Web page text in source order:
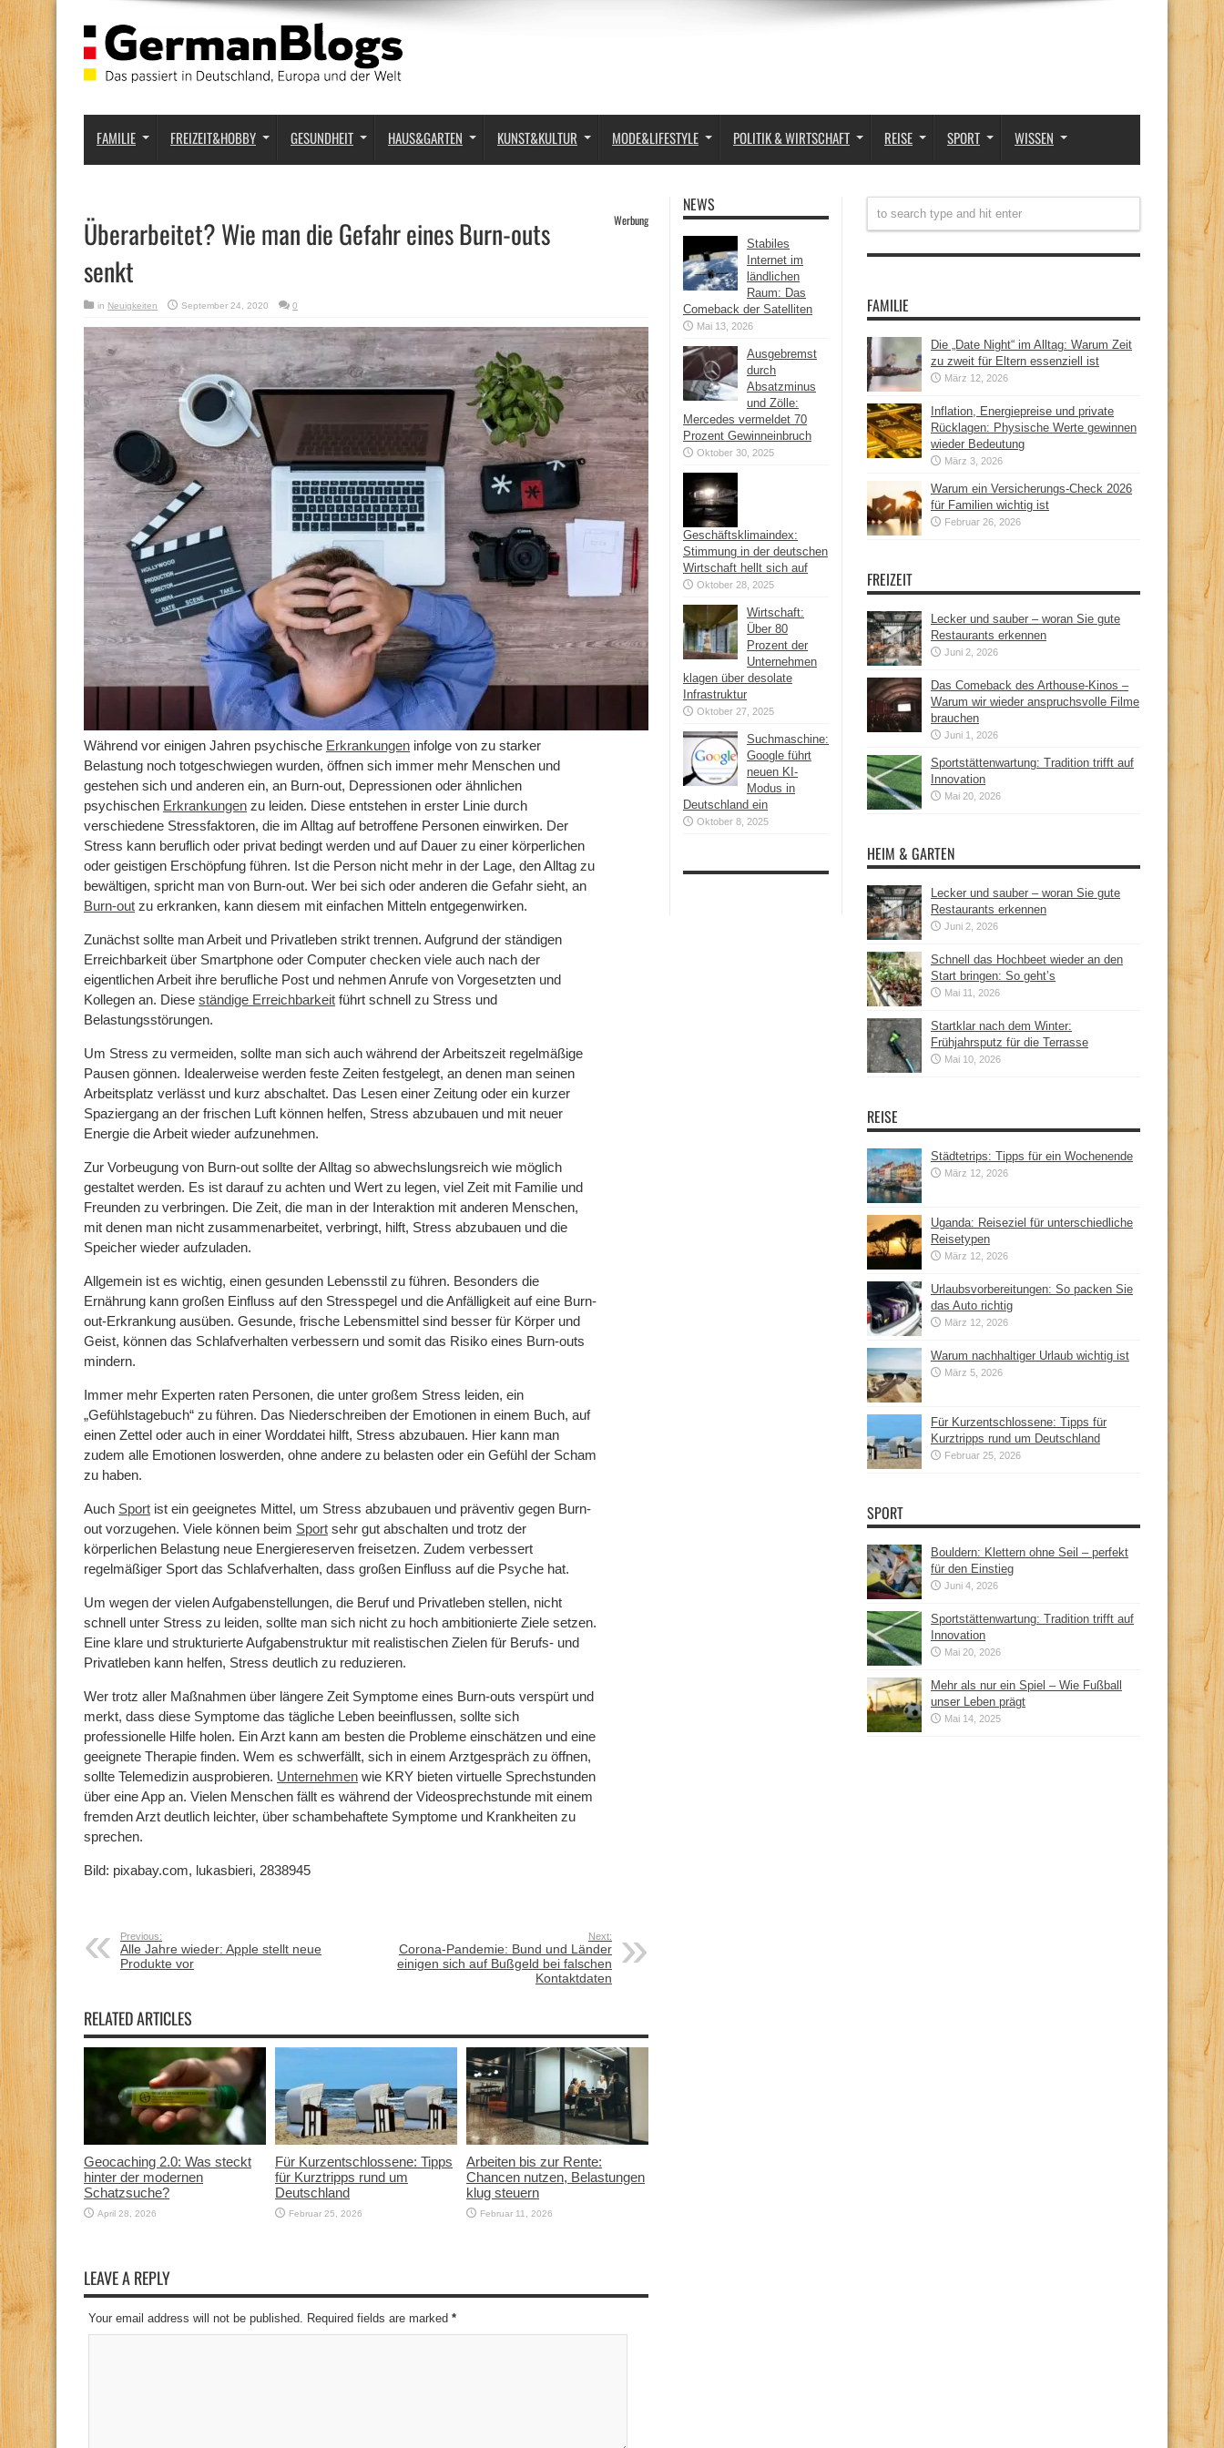
FAMILIE FREIZEIT&HOBBY GESUNDHEIT HAUS&GARTEN KUNST&KULTUR MODE&LIFESTYLE POLITIK & WIRTSCHAFT REISE SPORT WISSEN
Überarbeitet? Wie man die Gefahr eines Burn-outs
senkt
Werbung
in Neuigkeiten September 24, 2020 0
Während vor einigen Jahren psychische Erkrankungen infolge von zu starker
Belastung noch totgeschwiegen wurden, öffnen sich immer mehr Menschen und
gestehen sich und anderen ein, an Burn-out, Depressionen oder ähnlichen
psychischen Erkrankungen zu leiden. Diese entstehen in erster Linie durch
verschiedene Stressfaktoren, die im Alltag auf betroffene Personen einwirken. Der
Stress kann beruflich oder privat bedingt werden und auf Dauer zu einer körperlichen
oder geistigen Erschöpfung führen. Ist die Person nicht mehr in der Lage, den Alltag zu
bewältigen, spricht man von Burn-out. Wer bei sich oder anderen die Gefahr sieht, an
Burn-out zu erkranken, kann diesem mit einfachen Mitteln entgegenwirken.
Zunächst sollte man Arbeit und Privatleben strikt trennen. Aufgrund der ständigen
Erreichbarkeit über Smartphone oder Computer checken viele auch nach der
eigentlichen Arbeit ihre berufliche Post und nehmen Anrufe von Vorgesetzten und
Kollegen an. Diese ständige Erreichbarkeit führt schnell zu Stress und
Belastungsstörungen.
Um Stress zu vermeiden, sollte man sich auch während der Arbeitszeit regelmäßige
Pausen gönnen. Idealerweise werden feste Zeiten festgelegt, an denen man seinen
Arbeitsplatz verlässt und kurz abschaltet. Das Lesen einer Zeitung oder ein kurzer
Spaziergang an der frischen Luft können helfen, Stress abzubauen und mit neuer
Energie die Arbeit wieder aufzunehmen.
Zur Vorbeugung von Burn-out sollte der Alltag so abwechslungsreich wie möglich
gestaltet werden. Es ist darauf zu achten und Wert zu legen, viel Zeit mit Familie und
Freunden zu verbringen. Die Zeit, die man in der Interaktion mit anderen Menschen,
mit denen man nicht zusammenarbeitet, verbringt, hilft, Stress abzubauen und die
Speicher wieder aufzuladen.
Allgemein ist es wichtig, einen gesunden Lebensstil zu führen. Besonders die
Ernährung kann großen Einfluss auf den Stresspegel und die Anfälligkeit auf eine Burn-
out-Erkrankung ausüben. Gesunde, frische Lebensmittel sind besser für Körper und
Geist, können das Schlafverhalten verbessern und somit das Risiko eines Burn-outs
mindern.
Immer mehr Experten raten Personen, die unter großem Stress leiden, ein
„Gefühlstagebuch“ zu führen. Das Niederschreiben der Emotionen in einem Buch, auf
einen Zettel oder auch in einer Worddatei hilft, Stress abzubauen. Hier kann man
zudem alle Emotionen loswerden, ohne andere zu belasten oder ein Gefühl der Scham
zu haben.
Auch Sport ist ein geeignetes Mittel, um Stress abzubauen und präventiv gegen Burn-
out vorzugehen. Viele können beim Sport sehr gut abschalten und trotz der
körperlichen Belastung neue Energiereserven freisetzen. Zudem verbessert
regelmäßiger Sport das Schlafverhalten, dass großen Einfluss auf die Psyche hat.
Um wegen der vielen Aufgabenstellungen, die Beruf und Privatleben stellen, nicht
schnell unter Stress zu leiden, sollte man sich nicht zu hoch ambitionierte Ziele setzen.
Eine klare und strukturierte Aufgabenstruktur mit realistischen Zielen für Berufs- und
Privatleben kann helfen, Stress deutlich zu reduzieren.
Wer trotz aller Maßnahmen über längere Zeit Symptome eines Burn-outs verspürt und
merkt, dass diese Symptome das tägliche Leben beeinflussen, sollte sich
professionelle Hilfe holen. Ein Arzt kann am besten die Probleme einschätzen und eine
geeignete Therapie finden. Wem es schwerfällt, sich in einem Arztgespräch zu öffnen,
sollte Telemedizin ausprobieren. Unternehmen wie KRY bieten virtuelle Sprechstunden
über eine App an. Vielen Menschen fällt es während der Videosprechstunde mit einem
fremden Arzt deutlich leichter, über schambehaftete Symptome und Krankheiten zu
sprechen.
Bild: pixabay.com, lukasbieri, 2838945
Previous:
Alle Jahre wieder: Apple stellt neue
Produkte vor
Next:
Corona-Pandemie: Bund und Länder
einigen sich auf Bußgeld bei falschen
Kontaktdaten
RELATED ARTICLES
Geocaching 2.0: Was steckt
hinter der modernen
Schatzsuche?
April 28, 2026
Für Kurzentschlossene: Tipps
für Kurztripps rund um
Deutschland
Februar 25, 2026
Arbeiten bis zur Rente:
Chancen nutzen, Belastungen
klug steuern
Februar 11, 2026
LEAVE A REPLY
Your email address will not be published. Required fields are marked *
NEWS
Stabiles
Internet im
ländlichen
Raum: Das
Comeback der Satelliten
Mai 13, 2026
Ausgebremst
durch
Absatzminus
und Zölle:
Mercedes vermeldet 70
Prozent Gewinneinbruch
Oktober 30, 2025
Geschäftsklimaindex:
Stimmung in der deutschen
Wirtschaft hellt sich auf
Oktober 28, 2025
Wirtschaft:
Über 80
Prozent der
Unternehmen
klagen über desolate
Infrastruktur
Oktober 27, 2025
Suchmaschine:
Google führt
neuen KI-
Modus in
Deutschland ein
Oktober 8, 2025
FAMILIE
Die „Date Night“ im Alltag: Warum Zeit
zu zweit für Eltern essenziell ist
März 12, 2026
Inflation, Energiepreise und private
Rücklagen: Physische Werte gewinnen
wieder Bedeutung
März 3, 2026
Warum ein Versicherungs-Check 2026
für Familien wichtig ist
Februar 26, 2026
FREIZEIT
Lecker und sauber – woran Sie gute
Restaurants erkennen
Juni 2, 2026
Das Comeback des Arthouse-Kinos –
Warum wir wieder anspruchsvolle Filme
brauchen
Juni 1, 2026
Sportstättenwartung: Tradition trifft auf
Innovation
Mai 20, 2026
HEIM & GARTEN
Lecker und sauber – woran Sie gute
Restaurants erkennen
Juni 2, 2026
Schnell das Hochbeet wieder an den
Start bringen: So geht’s
Mai 11, 2026
Startklar nach dem Winter:
Frühjahrsputz für die Terrasse
Mai 10, 2026
REISE
Städtetrips: Tipps für ein Wochenende
März 12, 2026
Uganda: Reiseziel für unterschiedliche
Reisetypen
März 12, 2026
Urlaubsvorbereitungen: So packen Sie
das Auto richtig
März 12, 2026
Warum nachhaltiger Urlaub wichtig ist
März 5, 2026
Für Kurzentschlossene: Tipps für
Kurztripps rund um Deutschland
Februar 25, 2026
SPORT
Bouldern: Klettern ohne Seil – perfekt
für den Einstieg
Juni 4, 2026
Sportstättenwartung: Tradition trifft auf
Innovation
Mai 20, 2026
Mehr als nur ein Spiel – Wie Fußball
unser Leben prägt
Mai 14, 2025